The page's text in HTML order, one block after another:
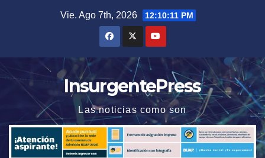
Vie. Ago 7th, 2026 12:10:11 PM
InsurgentePress
Las noticias como son